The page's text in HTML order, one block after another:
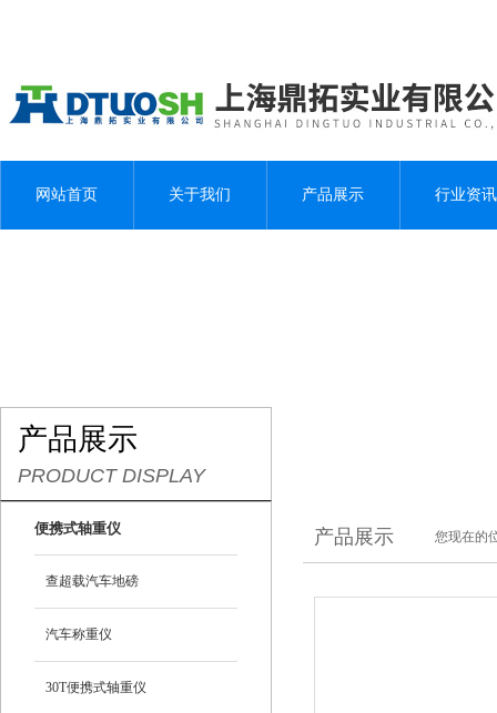
网站首页 关于我们 产品展示 行业资讯
产品展示
PRODUCT DISPLAY
便携式轴重仪
查超载汽车地磅
汽车称重仪
30T便携式轴重仪
产品展示 您现在的